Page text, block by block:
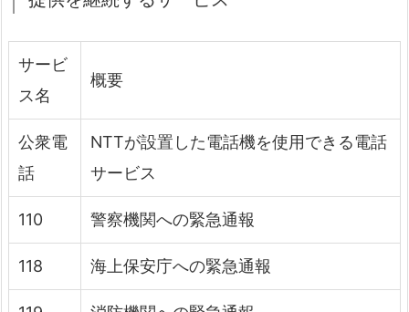
サービ
ス名
概要
公衆電
話
NTTが設置した電話機を使用できる電話
サービス
110 警察機関への緊急通報
118 海上保安庁への緊急通報